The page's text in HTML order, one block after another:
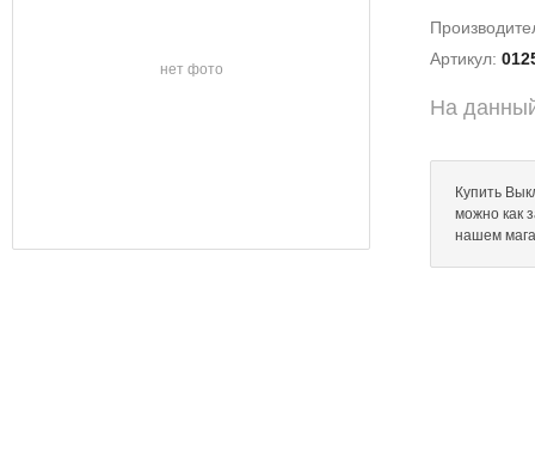
нет фото
Артикул:
На
Купить
можно как
нашем